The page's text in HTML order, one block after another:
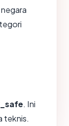
. Ini
teknis.